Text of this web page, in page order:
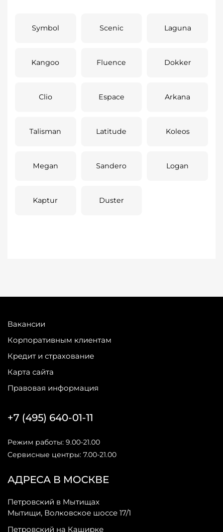
Symbol Scenic Laguna
Kangoo Fluence Dokker
Clio Espace Arkana
Talisman Latitude Koleos
Megan Sandero Logan
Kaptur Duster
Вакансии
Корпоративным клиентам
Кредит и страхование
Карта сайта
Правовая информация
АДРЕСА В МОСКВЕ
Петровский в Мытищах
Мытищи, Волковское шоссе 17/1
Петровский на Каширке
+7 (495) 640-01-11
Режим работы: 9.00-21.00
Сервисные центры: 7.00-21.00